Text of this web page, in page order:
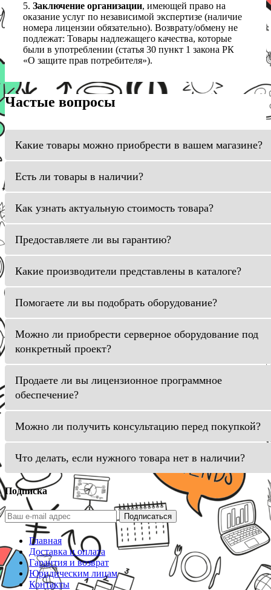
5. Заключение организации, имеющей право на
оказание услуг по независимой экспертизе (наличие
номера лицензии обязательно). Возврату/обмену не
подлежат: Товары надлежащего качества, которые
были в употреблении (статья 30 пункт 1 закона РК
«О защите прав потребителя»).
Частые вопросы
Какие товары можно приобрести в вашем магазине?
Есть ли товары в наличии?
Как узнать актуальную стоимость товара?
Предоставляете ли вы гарантию?
Какие производители представлены в каталоге?
Помогаете ли вы подобрать оборудование?
Можно ли приобрести серверное оборудование под
конкретный проект?
Продаете ли вы лицензионное программное
обеспечение?
Можно ли получить консультацию перед покупкой?
Что делать, если нужного товара нет в наличии?
Подписка
Подписаться
Главная
Доставка и оплата
Гарантия и возврат
Юридическим лицам
Контакты